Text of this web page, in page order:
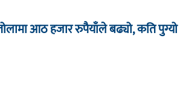
आठ हजार रुपैयाँले बढ्यो, कति पुग्यो